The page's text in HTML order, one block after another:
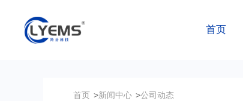
首页
首页 >新闻中心 >公司动态